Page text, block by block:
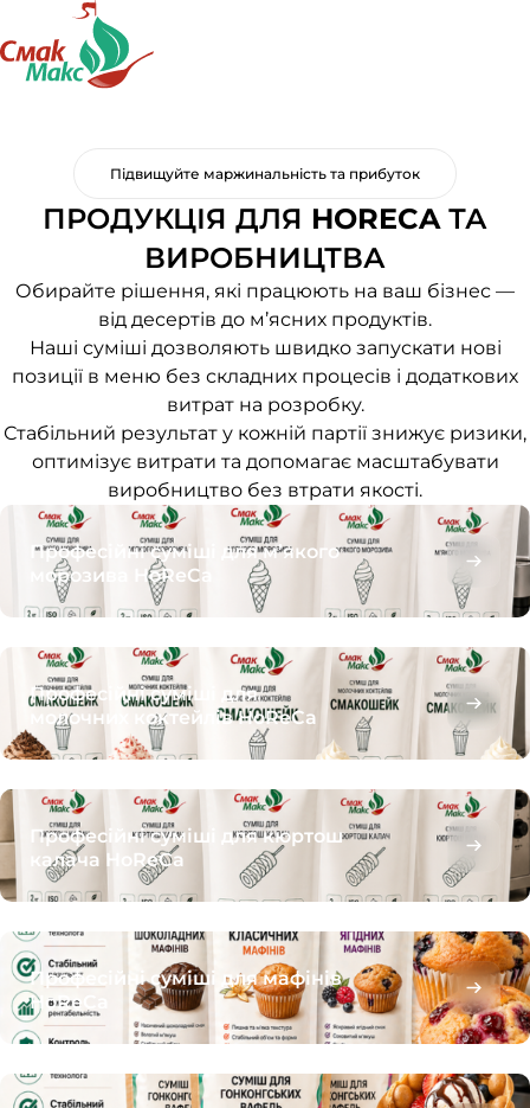
Підвищуйте маржинальність та прибуток
ПРОДУКЦІЯ ДЛЯ HORECAТА
ВИРОБНИЦТВА
Обирайте рішення, які працюють на ваш бізнес —
від десертів до м’ясних продуктів.
Наші суміші дозволяють швидко запускати нові
позиції в меню без складних процесів і додаткових
витрат на розробку.
Стабільний результат у кожній партії знижує ризики,
оптимізує витрати та допомагає масштабувати
виробництво без втрати якості.
Професійні суміші для м’якого
морозива HoReCa
Професійні суміші для
молочних коктейлів HoReCa
Професійні суміші для кюртош
калача HoReCa
Професійні суміші для мафінів
HoReCa